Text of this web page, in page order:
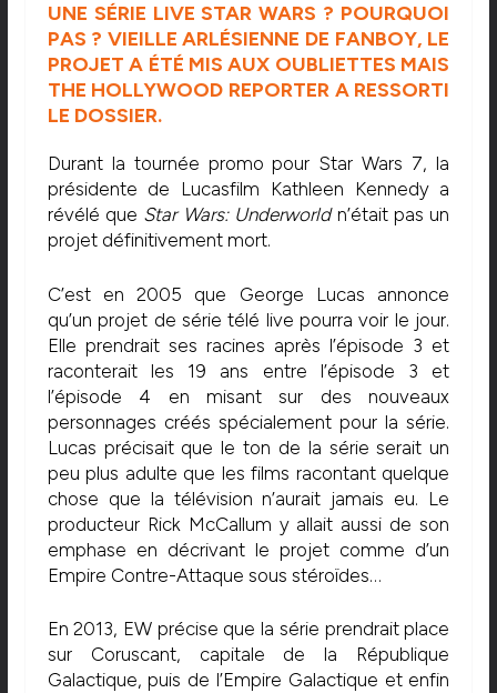
UNE SÉRIE LIVE STAR WARS ? POURQUOI
PAS ? VIEILLE ARLÉSIENNE DE FANBOY, LE
PROJET A ÉTÉ MIS AUX OUBLIETTES MAIS
THE HOLLYWOOD REPORTER A RESSORTI
LE DOSSIER.
Durant la tournée promo pour Star Wars 7, la
présidente de Lucasfilm Kathleen Kennedy a
révélé que Star Wars: Underworldn’était pas un
projet définitivement mort.
C’est en 2005 que George Lucas annonce
qu’un projet de série télé live pourra voir le jour.
Elle prendrait ses racines après l’épisode 3 et
raconterait les 19 ans entre l’épisode 3 et
l’épisode 4 en misant sur des nouveaux
personnages créés spécialement pour la série.
Lucas précisait que le ton de la série serait un
peu plus adulte que les films racontant quelque
chose que la télévision n’aurait jamais eu. Le
producteur Rick McCallum y allait aussi de son
emphase en décrivant le projet comme d’un
Empire Contre-Attaque sous stéroïdes…
En 2013, EW précise que la série prendrait place
sur Coruscant, capitale de la République
Galactique, puis de l’Empire Galactique et enfin